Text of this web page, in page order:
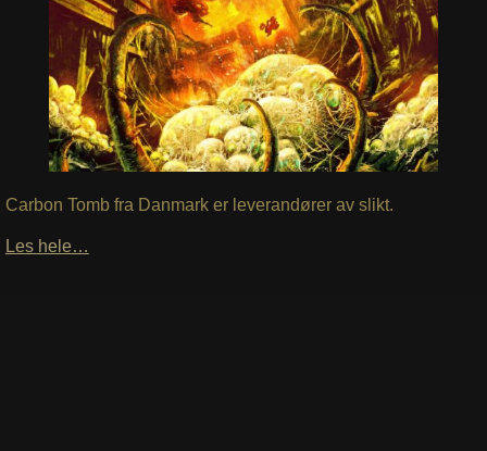
Carbon Tomb fra Danmark er leverandører av slikt.
Les hele…